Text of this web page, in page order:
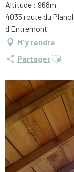
Altitude : 968m
4035 route du
d'Entremont
M'y rendre
Partager